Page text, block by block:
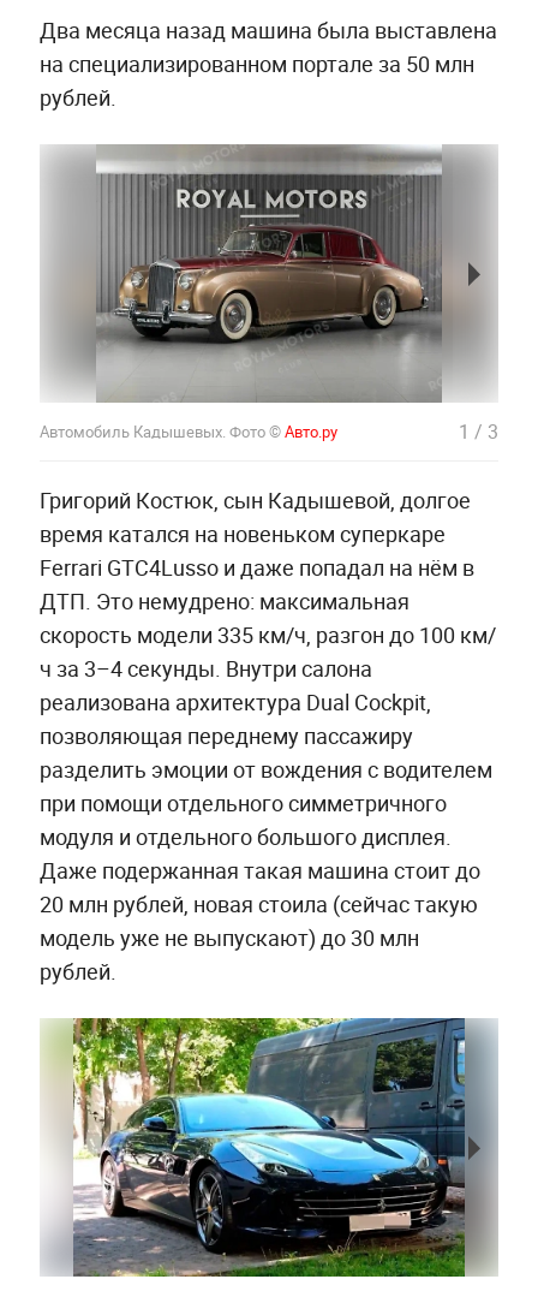
Два месяца назад машина была выставлена
на специализированном портале за 50 млн
рублей.
Автомобиль Кадышевых. Фото ©Авто.ру 1 / 3
Григорий Костюк, сын Кадышевой, долгое
время катался на новеньком суперкаре
Ferrari GTC4Lusso и даже попадал на нём в
ДТП. Это немудрено: максимальная
скорость модели 335 км/ч, разгон до 100 км/
ч за 3–4 секунды. Внутри салона
реализована архитектура Dual Cockpit,
позволяющая переднему пассажиру
разделить эмоции от вождения с водителем
при помощи отдельного симметричного
модуля и отдельного большого дисплея.
Даже подержанная такая машина стоит до
20 млн рублей, новая стоила (сейчас такую
модель уже не выпускают) до 30 млн
рублей.